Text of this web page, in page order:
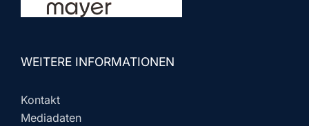
WEITERE INFORMATIONEN
Kontakt
Mediadaten